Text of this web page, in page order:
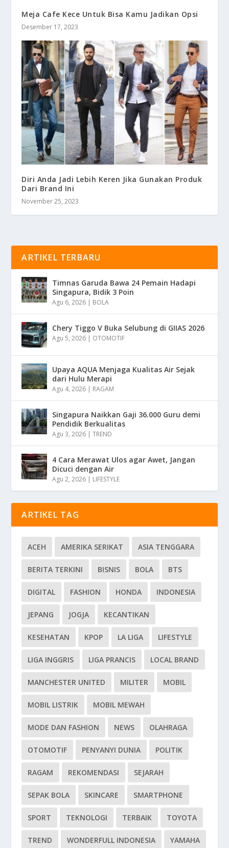
Meja Cafe Kece Untuk Bisa Kamu Jadikan Opsi
Desember 17, 2023
Diri Anda Jadi Lebih Keren Jika Gunakan Produk
Dari Brand Ini
November 25, 2023
ARTIKEL TERBARU
Timnas Garuda Bawa 24 Pemain Hadapi
Singapura, Bidik 3 Poin
Agu 6, 2026 | BOLA
Chery Tiggo V Buka Selubung di GIIAS 2026
Agu 5, 2026 | OTOMOTIF
Upaya AQUA Menjaga Kualitas Air Sejak
dari Hulu Merapi
Agu 4, 2026 | RAGAM
Singapura Naikkan Gaji 36.000 Guru demi
Pendidik Berkualitas
Agu 3, 2026 |TREND
4 Cara Merawat Ulos agar Awet, Jangan
Dicuci dengan Air
Agu 2, 2026 | LIFESTYLE
ARTIKEL TAG
ACEH AMERIKA SERIKAT ASIA TENGGARA
BERITA TERKINI BISNIS BOLA BTS
DIGITAL FASHION HONDA INDONESIA
JEPANG JOGJA KECANTIKAN
KESEHATAN KPOP LA LIGA LIFESTYLE
LIGA INGGRIS LIGA PRANCIS LOCAL BRAND
MANCHESTER UNITED MILITER MOBIL
MOBIL LISTRIK MOBIL MEWAH
MODE DAN FASHION NEWS OLAHRAGA
OTOMOTIF PENYANYI DUNIA POLITIK
RAGAM REKOMENDASI SEJARAH
SEPAK BOLA SKINCARE SMARTPHONE
SPORT TEKNOLOGI TERBAIK TOYOTA
TREND WONDERFULL INDONESIA YAMAHA